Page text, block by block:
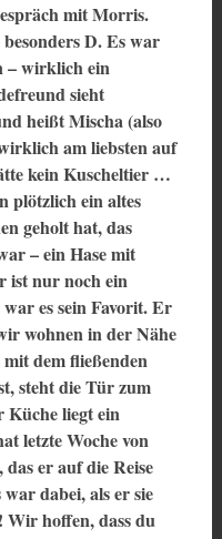
mit Morris.
D. Es war
– wirklich ein
sieht
heißt Mischa (also
am liebsten auf
kein Kuscheltier …
plötzlich ein altes
geholt hat, das
– ein Hase mit
ist nur noch ein
es sein Favorit. Er
wohnen in der Nähe
dem fließenden
steht die Tür zum
Küche liegt ein
letzte Woche von
er auf die Reise
dabei, als er sie
Wir hoffen, dass du